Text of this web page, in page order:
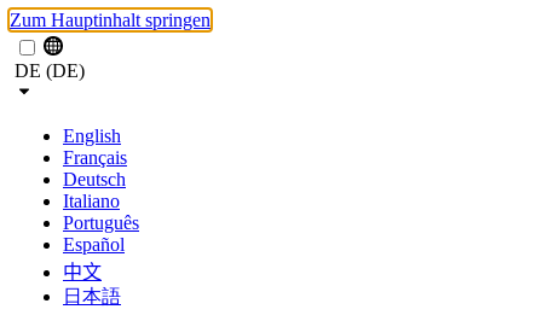
Zum Hauptinhalt springen
DE (DE)
English
Français
Deutsch
Italiano
Português
Español
中文
日本語